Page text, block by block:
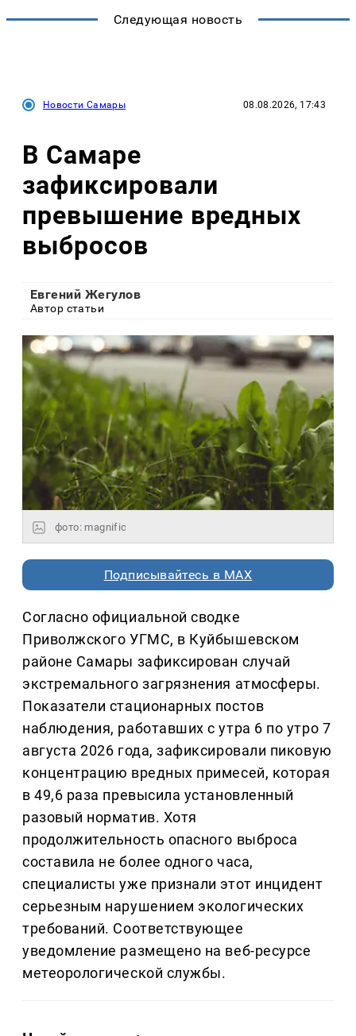
Следующая новость
Новости Самары 08.08.2026, 17:43
В Самаре
зафиксировали
превышение вредных
выбросов
Евгений Жегулов
Автор статьи
фото: magnific
Подписывайтесь в MAX
Согласно официальной сводке
Приволжского УГМС, в Куйбышевском
районе Самары зафиксирован случай
экстремального загрязнения атмосферы.
Показатели стационарных постов
наблюдения, работавших с утра 6 по утро 7
августа 2026 года, зафиксировали пиковую
концентрацию вредных примесей, которая
в 49,6 раза превысила установленный
разовый норматив. Хотя
продолжительность опасного выброса
составила не более одного часа,
специалисты уже признали этот инцидент
серьезным нарушением экологических
требований. Соответствующее
уведомление размещено на веб-ресурсе
метеорологической службы.